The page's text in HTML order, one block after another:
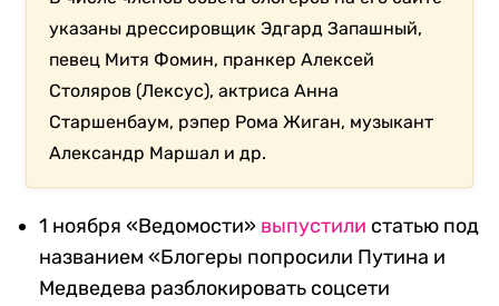
указаны дрессировщик Эдгард Запашный,
певец Митя Фомин, пранкер Алексей
Столяров (Лексус), актриса Анна
Старшенбаум, рэпер Рома Жиган, музыкант
Александр Маршал и др.
1 ноября «Ведомости» выпустили статью под
названием «Блогеры попросили Путина и
Медведева разблокировать соцсети